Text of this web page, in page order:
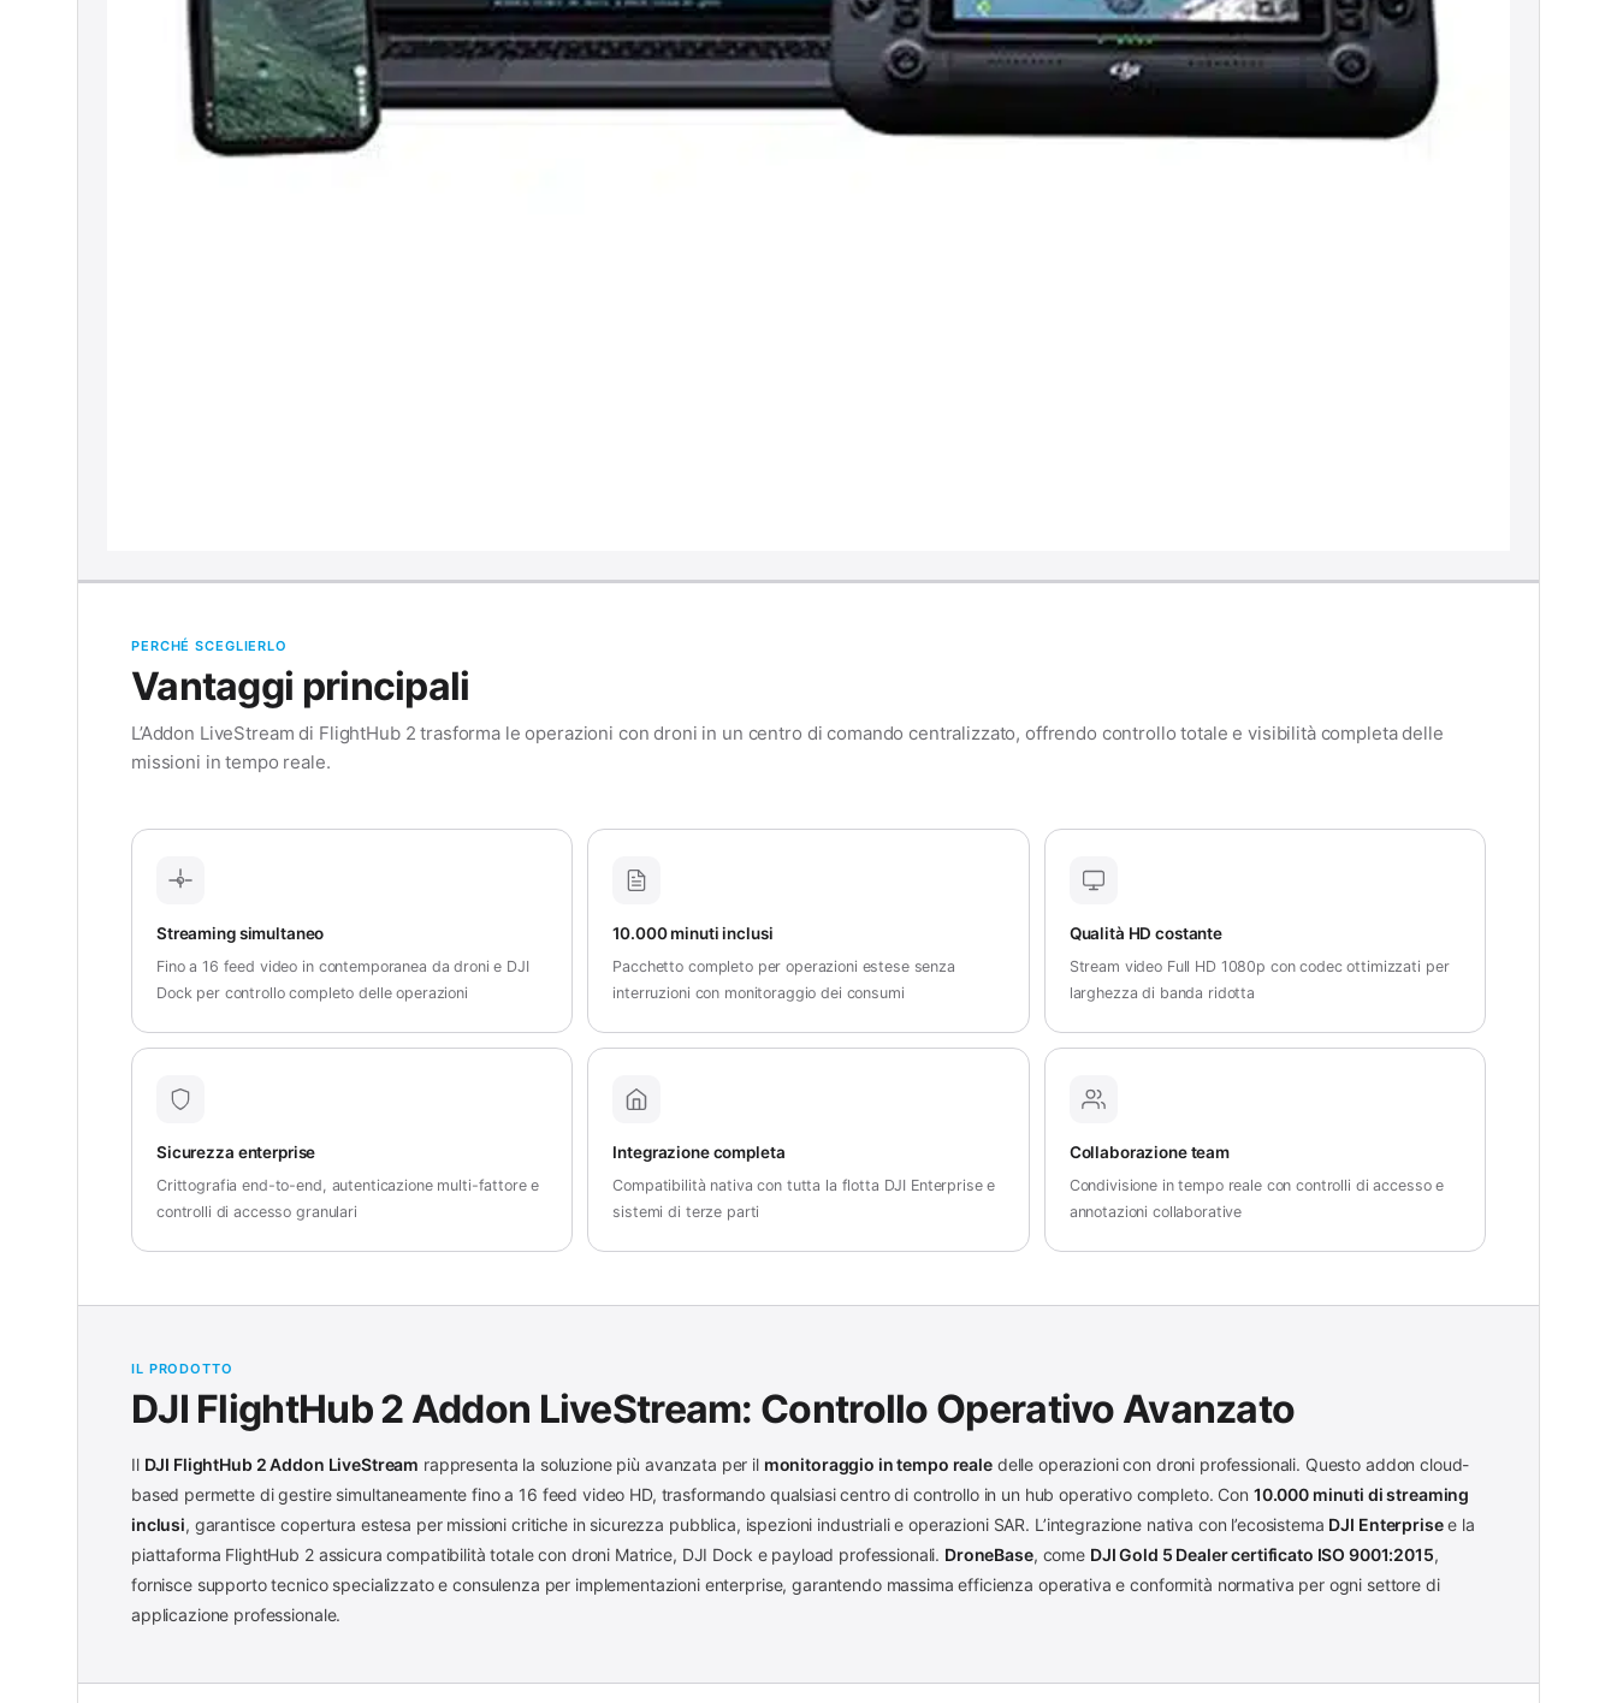
PERCHÉ SCEGLIERLO
Vantaggi principali
L’Addon LiveStream di FlightHub 2 trasforma le operazioni con droni in un centro di comando centralizzato, offrendo controllo totale e visibilità completa delle
missioni in tempo reale.
Streaming simultaneo
Fino a 16 feed video in contemporanea da droni e DJI
Dock per controllo completo delle operazioni
10.000 minuti inclusi
Pacchetto completo per operazioni estese senza
interruzioni con monitoraggio dei consumi
Qualità HD costante
Stream video Full HD 1080p con codec ottimizzati per
larghezza di banda ridotta
Sicurezza enterprise
Crittografia end-to-end, autenticazione multi-fattore e
controlli di accesso granulari
Integrazione completa
Compatibilità nativa con tutta la flotta DJI Enterprise e
sistemi di terze parti
Collaborazione team
Condivisione in tempo reale con controlli di accesso e
annotazioni collaborative
IL PRODOTTO
DJI FlightHub 2 Addon LiveStream: Controllo Operativo Avanzato
Il DJI FlightHub 2 Addon LiveStream rappresenta la soluzione più avanzata per il monitoraggio in tempo realedelle operazioni con droni professionali. Questo addon cloud-
based permette di gestire simultaneamente fino a 16 feed video HD, trasformando qualsiasi centro di controllo in un hub operativo completo. Con 10.000 minuti di streaming
inclusi, garantisce copertura estesa per missioni critiche in sicurezza pubblica, ispezioni industriali e operazioni SAR. L’integrazione nativa con l’ecosistema DJI Enterprisee la
piattaforma FlightHub 2 assicura compatibilità totale con droni Matrice, DJI Dock e payload professionali. DroneBase, come DJI Gold 5 Dealer certificato ISO 9001:2015,
fornisce supporto tecnico specializzato e consulenza per implementazioni enterprise, garantendo massima efficienza operativa e conformità normativa per ogni settore di
applicazione professionale.